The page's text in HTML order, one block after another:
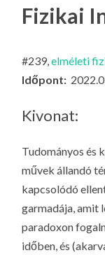
Fizikai
#239,elméleti
Időpont:
Kivonat:
Tudományos és
művek állandó
kapcsolódó
garmadája, amit
paradoxon
időben, és